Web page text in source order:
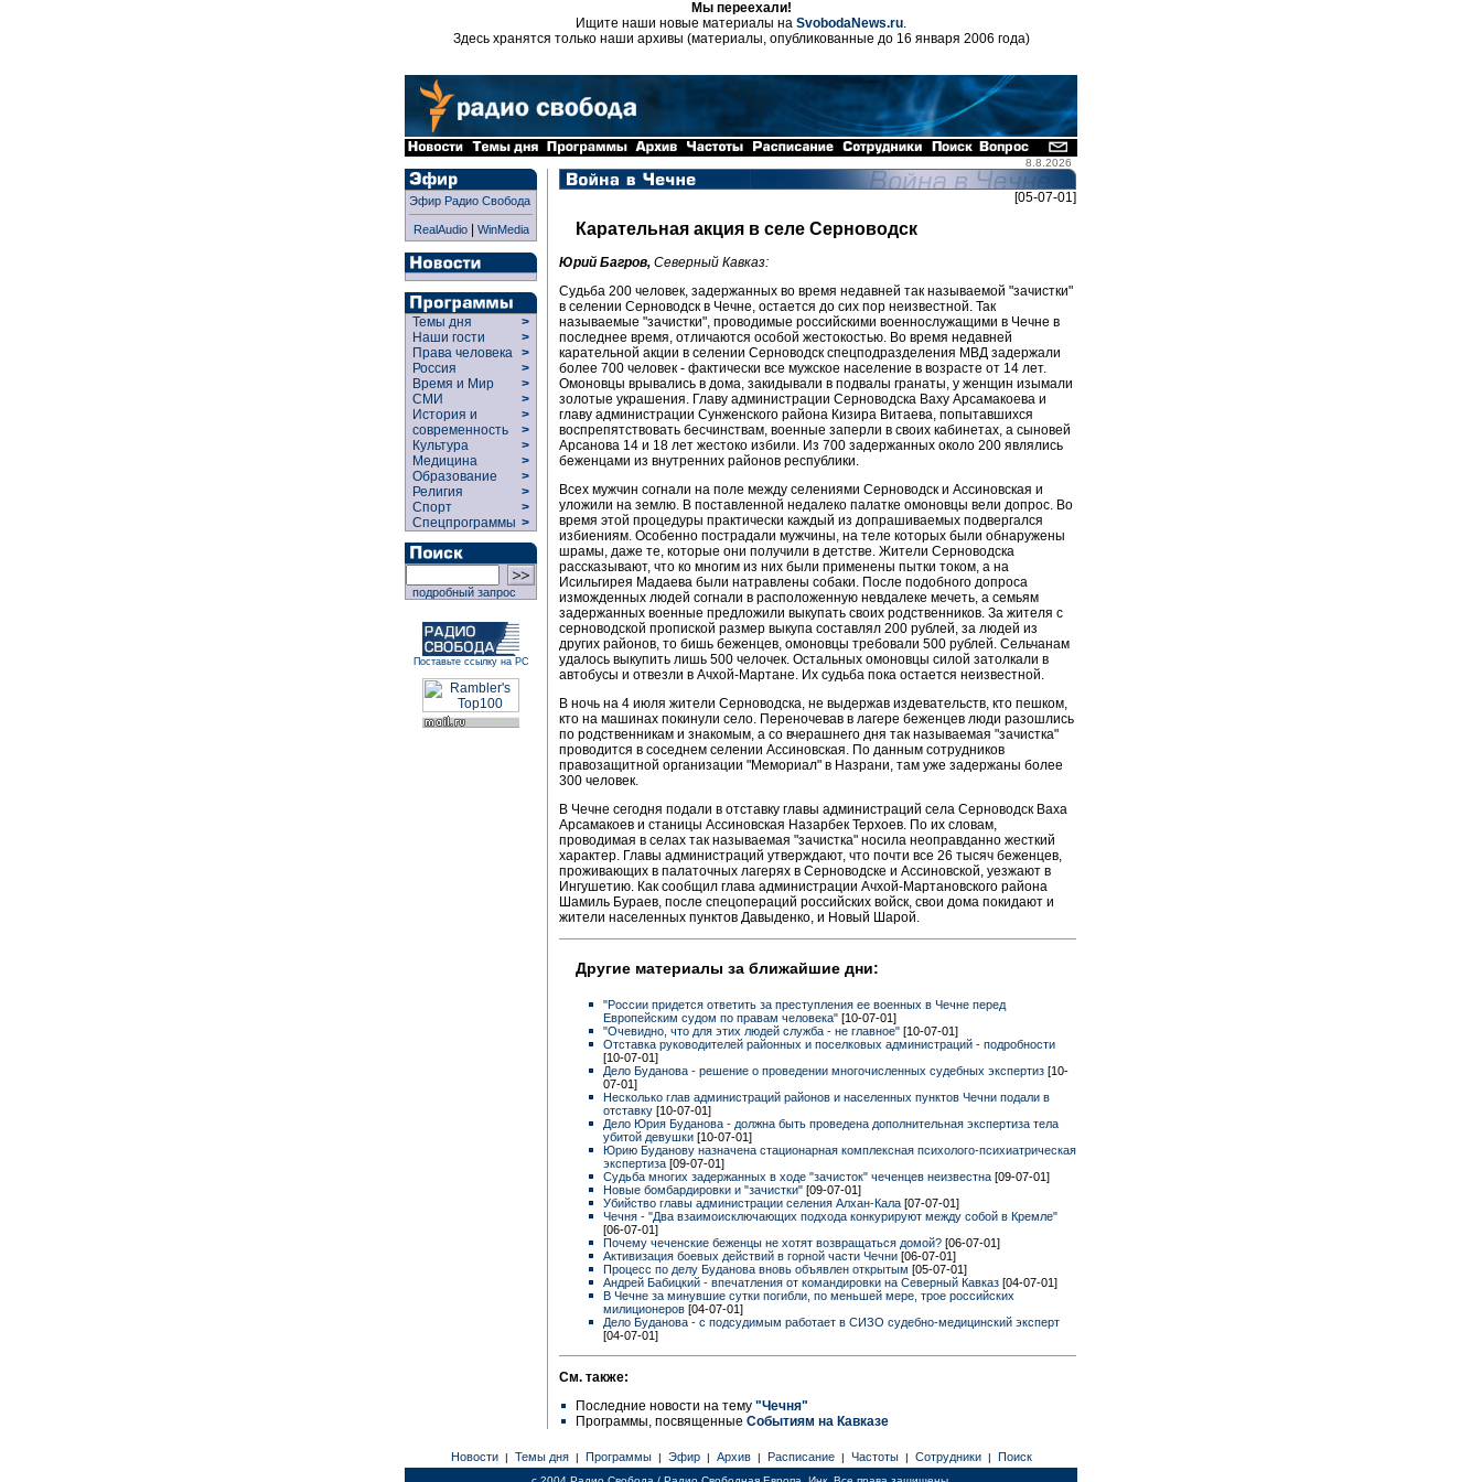
Мы переехали!
Ищите наши новые материалы на SvobodaNews.ru.
Здесь хранятся только наши архивы (материалы, опубликованные до 16 января 2006 года)
8.8.2026
Эфир Радио Свобода
RealAudio| WinMedia
Темы дня
>
Наши гости
>
Права человека >
Россия
>
Время и Мир
>
СМИ
>
История и
современность
>
>
Культура
>
Медицина
>
Образование
>
Религия
>
Спорт
>
Спецпрограммы >
подробный запрос
Поставьте ссылку на РС
[05-07-01]
Карательная акция в селе Серноводск
Юрий Багров, Северный Кавказ:
Судьба 200 человек, задержанных во время недавней так называемой "зачистки"
в селении Серноводск в Чечне, остается до сих пор неизвестной. Так
называемые "зачистки", проводимые российскими военнослужащими в Чечне в
последнее время, отличаются особой жестокостью. Во время недавней
карательной акции в селении Серноводск спецподразделения МВД задержали
более 700 человек - фактически все мужское население в возрасте от 14 лет.
Омоновцы врывались в дома, закидывали в подвалы гранаты, у женщин изымали
золотые украшения. Главу администрации Серноводска Ваху Арсамакоева и
главу администрации Сунженского района Кизира Витаева, попытавшихся
воспрепятствовать бесчинствам, военные заперли в своих кабинетах, а сыновей
Арсанова 14 и 18 лет жестоко избили. Из 700 задержанных около 200 являлись
беженцами из внутренних районов республики.
Всех мужчин согнали на поле между селениями Серноводск и Ассиновская и
уложили на землю. В поставленной недалеко палатке омоновцы вели допрос. Во
время этой процедуры практически каждый из допрашиваемых подвергался
избиениям. Особенно пострадали мужчины, на теле которых были обнаружены
шрамы, даже те, которые они получили в детстве. Жители Серноводска
рассказывают, что ко многим из них были применены пытки током, а на
Исильгирея Мадаева были натравлены собаки. После подобного допроса
изможденных людей согнали в расположенную невдалеке мечеть, а семьям
задержанных военные предложили выкупать своих родственников. За жителя с
серноводской пропиской размер выкупа составлял 200 рублей, за людей из
других районов, то бишь беженцев, омоновцы требовали 500 рублей. Сельчанам
удалось выкупить лишь 500 челочек. Остальных омоновцы силой затолкали в
автобусы и отвезли в Ачхой-Мартане. Их судьба пока остается неизвестной.
В ночь на 4 июля жители Серноводска, не выдержав издевательств, кто пешком,
кто на машинах покинули село. Переночевав в лагере беженцев люди разошлись
по родственникам и знакомым, а со вчерашнего дня так называемая "зачистка"
проводится в соседнем селении Ассиновская. По данным сотрудников
правозащитной организации "Мемориал" в Назрани, там уже задержаны более
300 человек.
В Чечне сегодня подали в отставку главы администраций села Серноводск Ваха
Арсамакоев и станицы Ассиновская Назарбек Терхоев. По их словам,
проводимая в селах так называемая "зачистка" носила неоправданно жесткий
характер. Главы администраций утверждают, что почти все 26 тысяч беженцев,
проживающих в палаточных лагерях в Серноводске и Ассиновской, уезжают в
Ингушетию. Как сообщил глава администрации Ачхой-Мартановского района
Шамиль Бураев, после спецопераций российских войск, свои дома покидают и
жители населенных пунктов Давыденко, и Новый Шарой.
Другие материалы за ближайшие дни:
"России придется ответить за преступления ее военных в Чечне перед
Европейским судом по правам человека" [10-07-01]
"Очевидно, что для этих людей служба - не главное" [10-07-01]
Отставка руководителей районных и поселковых администраций - подробности
[10-07-01]
Дело Буданова - решение о проведении многочисленных судебных экспертиз [10-
07-01]
Несколько глав администраций районов и населенных пунктов Чечни подали в
отставку [10-07-01]
Дело Юрия Буданова - должна быть проведена дополнительная экспертиза тела
убитой девушки [10-07-01]
Юрию Буданову назначена стационарная комплексная психолого-психиатрическая
экспертиза [09-07-01]
Судьба многих задержанных в ходе "зачисток" чеченцев неизвестна [09-07-01]
Новые бомбардировки и "зачистки" [09-07-01]
Убийство главы администрации селения Алхан-Кала [07-07-01]
Чечня - "Два взаимоисключающих подхода конкурируют между собой в Кремле"
[06-07-01]
Почему чеченские беженцы не хотят возвращаться домой? [06-07-01]
Активизация боевых действий в горной части Чечни [06-07-01]
Процесс по делу Буданова вновь объявлен открытым [05-07-01]
Андрей Бабицкий - впечатления от командировки на Северный Кавказ [04-07-01]
В Чечне за минувшие сутки погибли, по меньшей мере, трое российских
милиционеров [04-07-01]
Дело Буданова - с подсудимым работает в СИЗО судебно-медицинский эксперт
[04-07-01]
См. также:
Последние новости на тему "Чечня"
Программы, посвященные Событиям на Кавказе
Новости | Темы дня | Программы | Эфир | Архив | Расписание | Частоты | Сотрудники | Поиск